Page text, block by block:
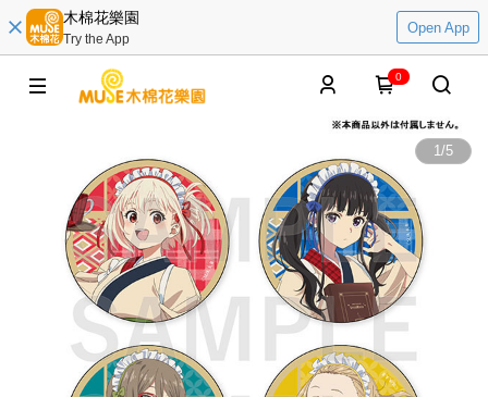
木棉花樂園
Try the App
Open App
0
1/5